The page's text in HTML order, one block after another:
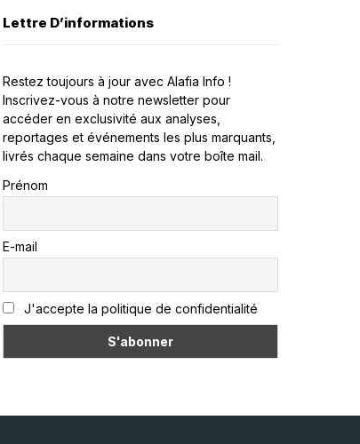
Lettre D’informations
Restez toujours à jour avec Alafia Info !
Inscrivez-vous à notre newsletter pour
accéder en exclusivité aux analyses,
reportages et événements les plus marquants,
livrés chaque semaine dans votre boîte mail.
Prénom
E-mail
J'accepte la politique de confidentialité